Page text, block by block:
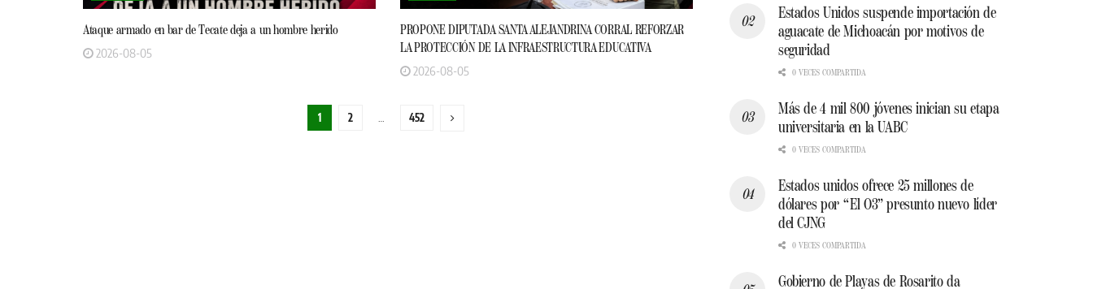
Ataque armado en bar de Tecate deja a un hombre herido
2026-08-05
PROPONE DIPUTADA SANTA ALEJANDRINA CORRAL REFORZAR
LA PROTECCIÓN DE LA INFRAESTRUCTURA EDUCATIVA
2026-08-05
1 2 452
Estados Unidos suspende importación de
aguacate de Michoacán por motivos de
seguridad
0 VECES COMPARTIDA
Más de 4 mil 800 jóvenes inician su etapa
universitaria en la UABC
0 VECES COMPARTIDA
Estados unidos ofrece 25 millones de
dólares por “El O3” presunto nuevo líder
del CJNG
0 VECES COMPARTIDA
Gobierno de Playas de Rosarito da